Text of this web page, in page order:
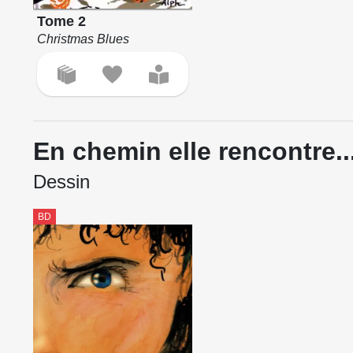
Tome 2
Christmas Blues
En chemin elle
Dessin
BD